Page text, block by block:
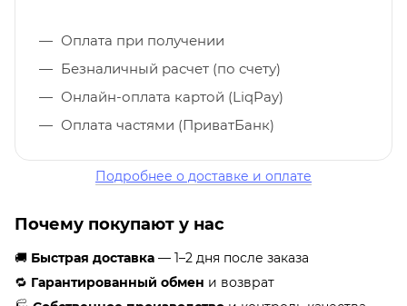
Оплата при получении
Безналичный расчет (по счету)
Онлайн-оплата картой (LiqPay)
Оплата частями (ПриватБанк)
Подробнее о доставке и оплате
Почему покупают у нас
🚚 Быстрая доставка — 1–2 дня после заказа
🔁 Гарантированный обмен и возврат